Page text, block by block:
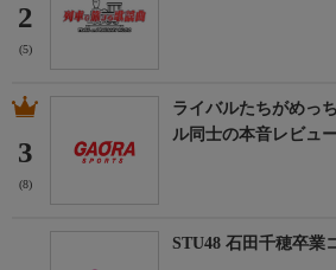
2
(5)
3
(8)
ライバルたちがめっ
ル同士の本音レビュ
STU48 石田千穂卒業